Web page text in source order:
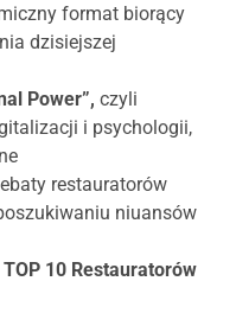
format biorący
dzisiejszej
Power”, czyli
i psychologii,
restauratorów
niuansów
TOP 10 Restauratorów